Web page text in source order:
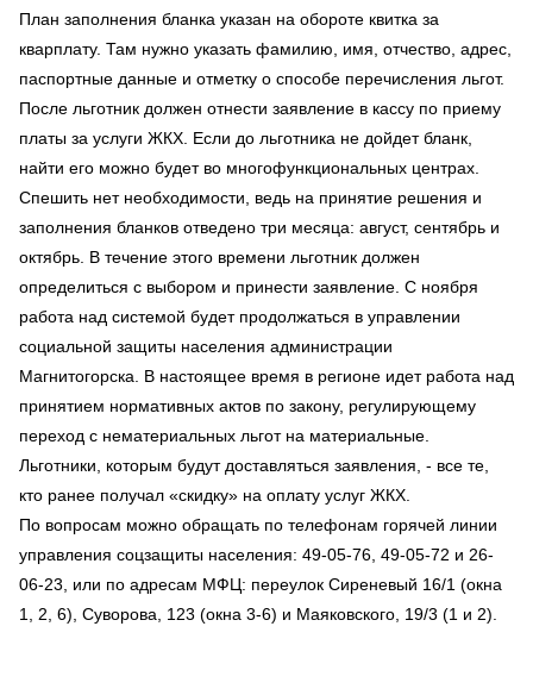
План заполнения бланка указан на обороте квитка за
кварплату. Там нужно указать фамилию, имя, отчество, адрес,
паспортные данные и отметку о способе перечисления льгот.
После льготник должен отнести заявление в кассу по приему
платы за услуги ЖКХ. Если до льготника не дойдет бланк,
найти его можно будет во многофункциональных центрах.
Спешить нет необходимости, ведь на принятие решения и
заполнения бланков отведено три месяца: август, сентябрь и
октябрь. В течение этого времени льготник должен
определиться с выбором и принести заявление. С ноября
работа над системой будет продолжаться в управлении
социальной защиты населения администрации
Магнитогорска. В настоящее время в регионе идет работа над
принятием нормативных актов по закону, регулирующему
переход с нематериальных льгот на материальные.
Льготники, которым будут доставляться заявления, - все те,
кто ранее получал «скидку» на оплату услуг ЖКХ.
По вопросам можно обращать по телефонам горячей линии
управления соцзащиты населения: 49-05-76, 49-05-72 и 26-
06-23, или по адресам МФЦ: переулок Сиреневый 16/1 (окна
1, 2, 6), Суворова, 123 (окна 3-6) и Маяковского, 19/3 (1 и 2).